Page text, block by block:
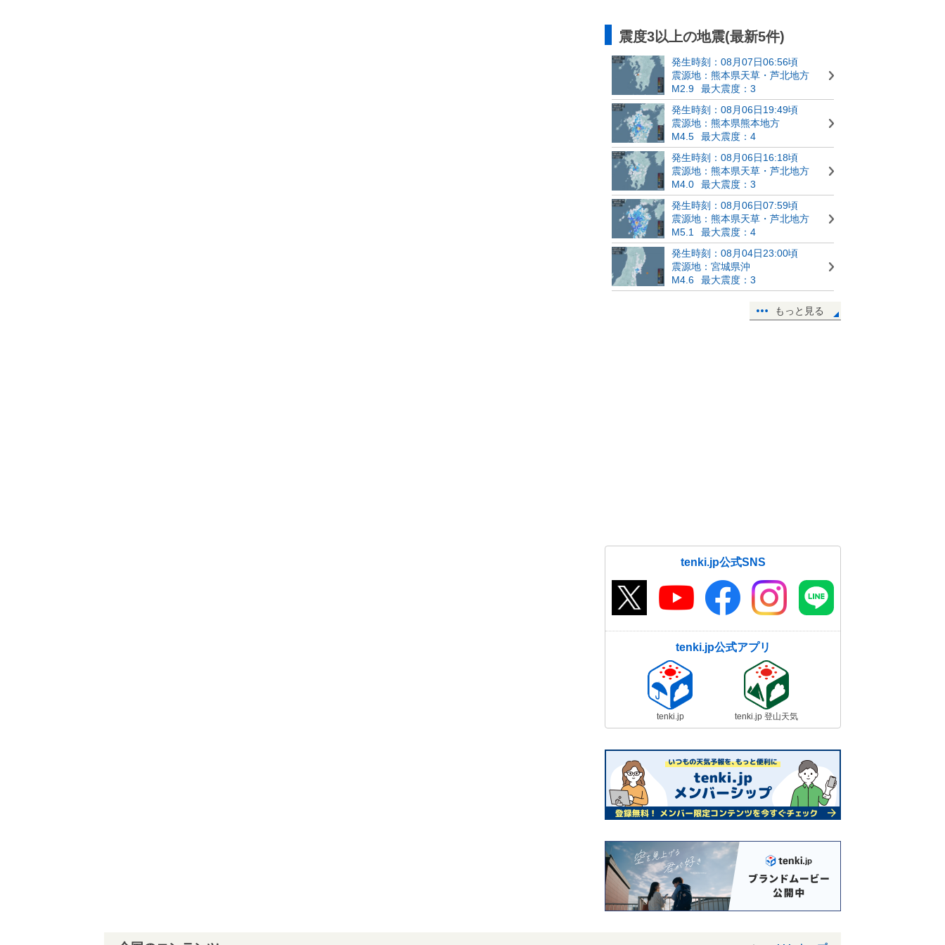
震度3以上の地震(最新5件)
発生時刻：08月07日06:56頃
震源地：熊本県天草・芦北地方
M2.9
最大震度：3
発生時刻：08月06日19:49頃
震源地：熊本県熊本地方
M4.5
最大震度：4
発生時刻：08月06日16:18頃
震源地：熊本県天草・芦北地方
M4.0
最大震度：3
発生時刻：08月06日07:59頃
震源地：熊本県天草・芦北地方
M5.1
最大震度：4
発生時刻：08月04日23:00頃
震源地：宮城県沖
M4.6
最大震度：3
もっと見る
tenki.jp公式SNS
tenki.jp公式アプリ
tenki.jp tenki.jp 登山天気